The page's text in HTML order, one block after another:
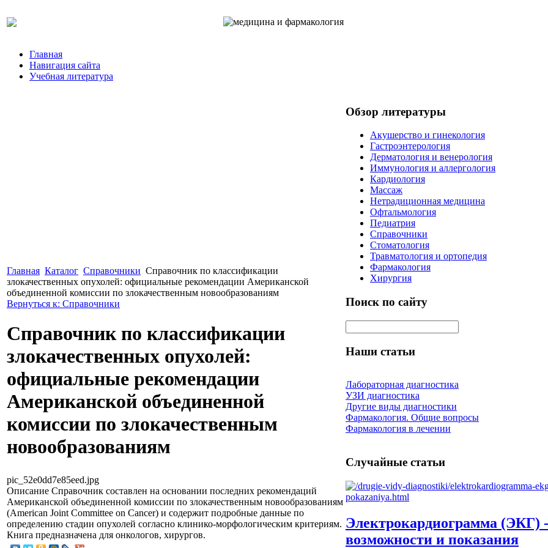
Главная
Навигация сайта
Учебная литература
Главная Каталог Справочники Справочник по классификации
злокачественных опухолей: официальные рекомендации Американской
объединенной комиссии по злокачественным новообразованиям
Вернуться к: Справочники
Справочник по классификации
злокачественных опухолей:
официальные рекомендации
Американской объединенной
комиссии по злокачественным
новообразованиям
pic_52e0dd7e85eed.jpg
Описание Справочник составлен на основании последних рекомендаций
Американской объединенной комиссии по злокачественным новообразованиям
(American Joint Committee on Cancer) и содержит подробные данные по
определению стадии опухолей согласно клинико-морфологическим критериям.
Книга предназначена для онкологов, хирургов.
Обзор литературы
Акушерство и гинекология
Гастроэнтерология
Дерматология и венерология
Иммунология и аллергология
Кардиология
Массаж
Нетрадиционная медицина
Офтальмология
Педиатрия
Справочники
Стоматология
Травматология и ортопедия
Фармакология
Хирургия
Поиск по сайту
Наши статьи
Лабораторная диагностика
УЗИ диагностика
Другие виды диагностики
Фармакология. Общие вопросы
Фармакология в лечении
Случайные статьи
Электрокардиограмма (ЭКГ) -
возможности и показания